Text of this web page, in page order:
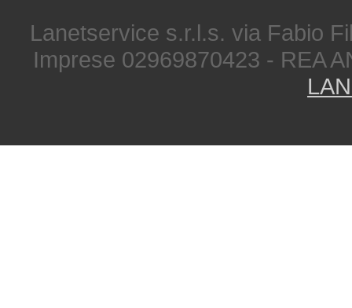
Lanetservice s.r.l.s. via Fabio
Imprese 02969870423 - REA